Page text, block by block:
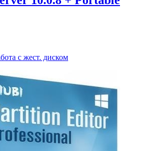
с жест. диском